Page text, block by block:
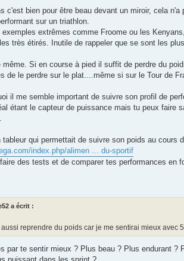
c'est bien pour être beau devant un miroir, cela
sur un triathlon.
extrêmes comme Froome ou les
très étirés. Inutile de rappeler que se sont les
Si en course à pied il suffit de perdre du
de le perdre sur le plat....même si sur le Tour de
il me semble important de suivre son profil de
étant le capteur de puissance mais tu peux
tableur qui permettait de suivre son poids au cours
index.php/alimen ... du-sportif
des tests et de comparer tes performances
a écrit :
reprendre du poids car je me sentirai mieux
par te sentir mieux ? Plus beau ? Plus endurant